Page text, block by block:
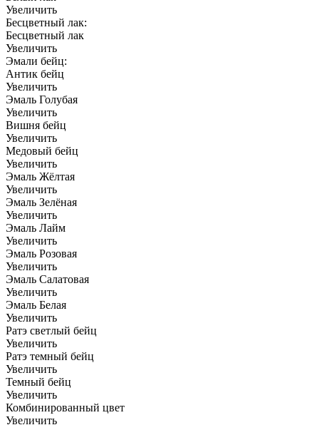
Увеличить
Бесцветный лак:
Бесцветный лак
Увеличить
Эмали бейц:
Антик бейц
Увеличить
Эмаль Голубая
Увеличить
Вишня бейц
Увеличить
Медовый бейц
Увеличить
Эмаль Жёлтая
Увеличить
Эмаль Зелёная
Увеличить
Эмаль Лайм
Увеличить
Эмаль Розовая
Увеличить
Эмаль Салатовая
Увеличить
Эмаль Белая
Увеличить
Ратэ светлый бейц
Увеличить
Ратэ темный бейц
Увеличить
Темный бейц
Увеличить
Комбинированный цвет
Увеличить